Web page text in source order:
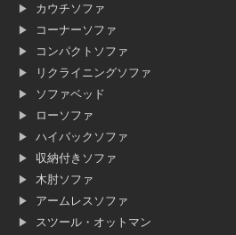
カウチソファ
コーナーソファ
コンパクトソファ
リクライニングソファ
ソファベッド
ローソファ
ハイバックソファ
収納付きソファ
木肘ソファ
アームレスソファ
スツール・オットマン